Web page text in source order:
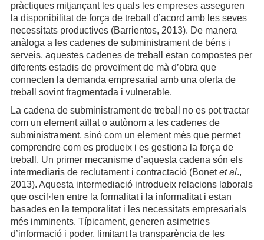
pràctiques mitjançant les quals les empreses asseguren
la disponibilitat de força de treball d’acord amb les seves
necessitats productives (Barrientos, 2013). De manera
anàloga a les cadenes de subministrament de béns i
serveis, aquestes cadenes de treball estan compostes per
diferents estadis de proveïment de mà d’obra que
connecten la demanda empresarial amb una oferta de
treball sovint fragmentada i vulnerable.
La cadena de subministrament de treball no es pot tractar
com un element aïllat o autònom a les cadenes de
subministrament, sinó com un element més que permet
comprendre com es produeix i es gestiona la força de
treball. Un primer mecanisme d’aquesta cadena són els
intermediaris de reclutament i contractació (Bonetet al.,
2013). Aquesta intermediació introdueix relacions laborals
que oscil·len entre la formalitat i la informalitat i estan
basades en la temporalitat i les necessitats empresarials
més imminents. Típicament, generen asimetries
d’informació i poder, limitant la transparència de les